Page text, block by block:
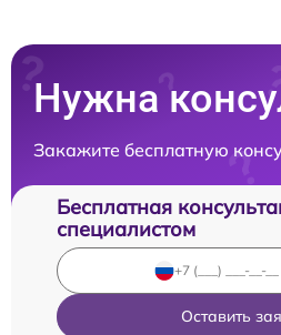
Нужна
Закажите бесплатную
Бесплатная
специалистом
Оставить